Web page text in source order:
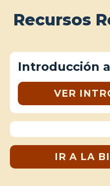
Recursos
Introducción
VER
IR A LA